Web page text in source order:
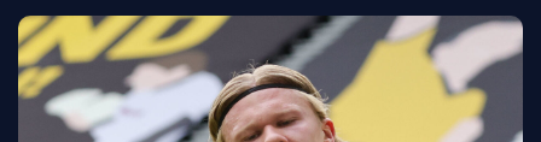
CDM 2026
EDF
PSG
LIGUE 1